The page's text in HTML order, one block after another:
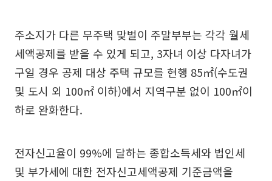
주소지가 다른 무주택 맞벌이 주말부부는 각각 월세
세액공제를 받을 수 있게 되고, 3자녀 이상 다자녀가
구일 경우 공제 대상 주택 규모를 현행 85㎡(수도권
및 도시 외 100㎡ 이하)에서 지역구분 없이 100㎡이
하로 완화한다.
전자신고율이 99%에 달하는 종합소득세와 법인세
및 부가세에 대한 전자신고세액공제 기준금액을